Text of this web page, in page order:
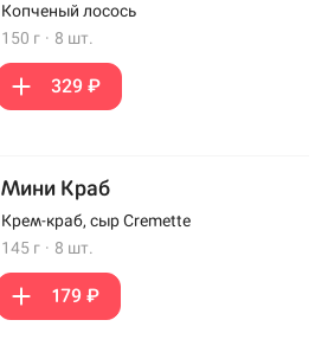
Копченый лосось
150 г · 8 шт.
329 ₽
Мини Краб
Крем-краб, сыр Cremette
145 г · 8 шт.
179 ₽